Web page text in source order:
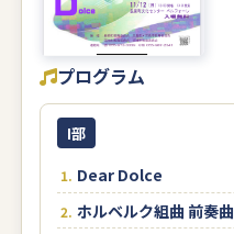
プログラム
I部
Dear Dolce
ホルベルク組曲 前奏曲